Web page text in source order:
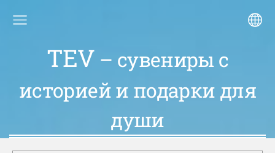
TEV – сувениры с
историей и подарки для
души